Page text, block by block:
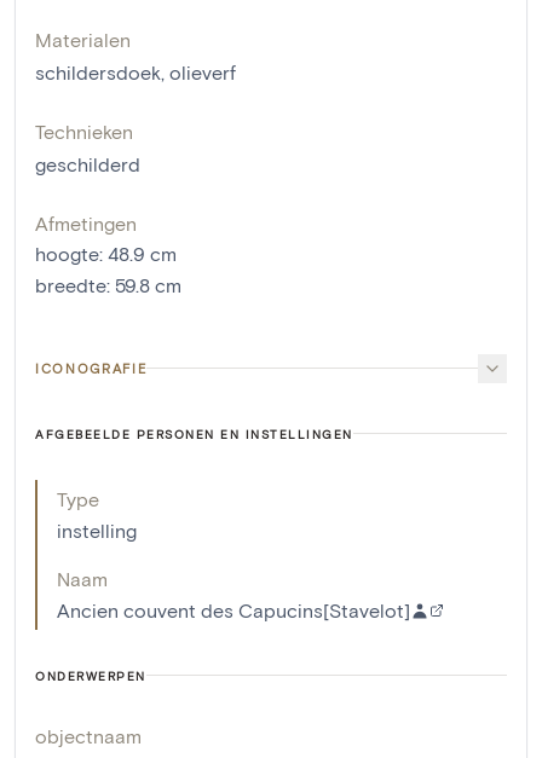
Materialen
schildersdoek olieverf
Technieken
geschilderd
Afmetingen
hoogte: 48.9 cm
breedte: 59.8 cm
ICONOGRAFIE
AFGEBEELDE PERSONEN EN INSTELLINGEN
Type
instelling
Naam
Ancien couvent des Capucins[Stavelot]
ONDERWERPEN
objectnaam